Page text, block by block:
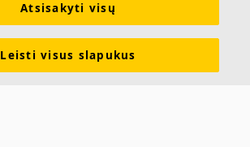
Įrankiai ir paslaugos
Atsisakyti visų
Leisti visus slapukus